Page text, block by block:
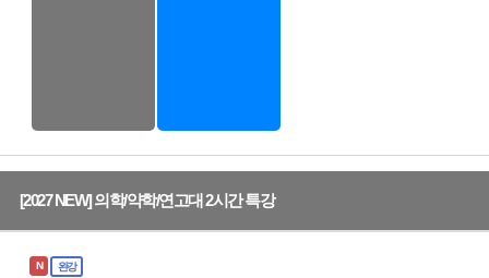
[2027 NEW] 의학/약학/연고대 2시간 특강
N 완강